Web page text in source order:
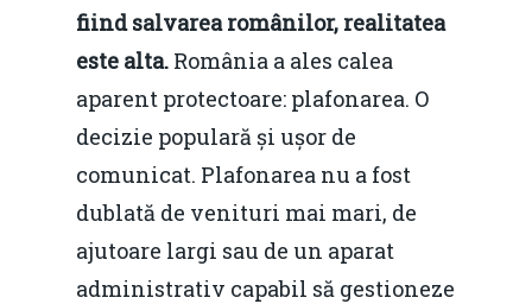
fiind salvarea românilor, realitatea
este alta. România a ales calea
aparent protectoare: plafonarea. O
decizie populară și ușor de
comunicat. Plafonarea nu a fost
dublată de venituri mai mari, de
ajutoare largi sau de un aparat
administrativ capabil să gestioneze